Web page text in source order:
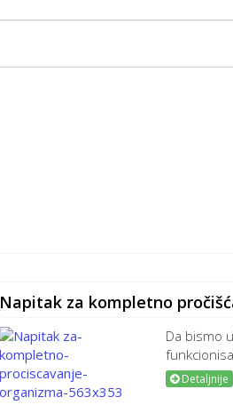
Napitak za kompletno
Da bismo
Detaljnije